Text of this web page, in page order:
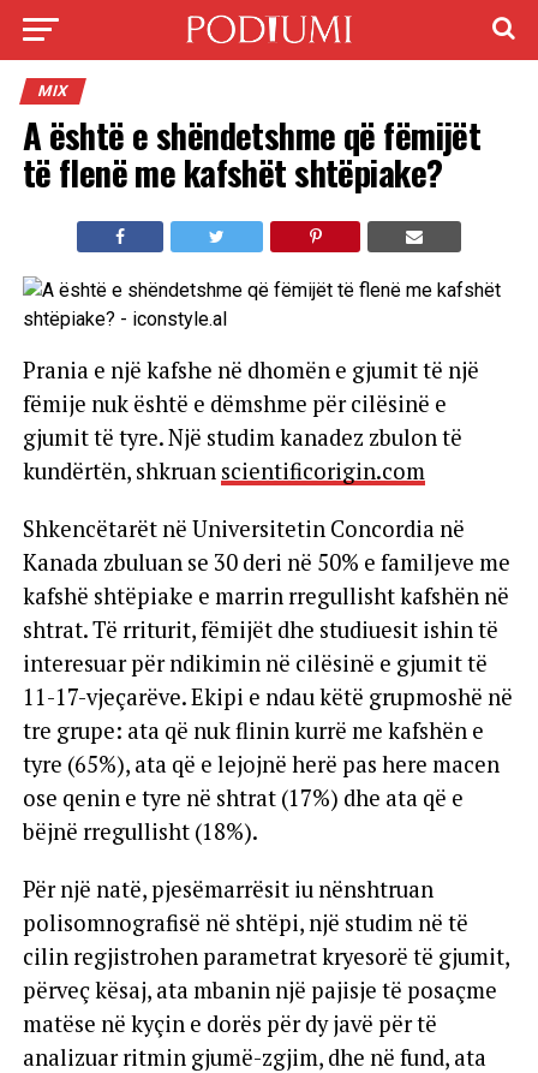
MIX
A është e shëndetshme që fëmijët
të flenë me kafshët shtëpiake?
Prania e një kafshe në dhomën e gjumit të një
fëmije nuk është e dëmshme për cilësinë e
gjumit të tyre. Një studim kanadez zbulon të
kundërtën, shkruan scientificorigin.com
Shkencëtarët në Universitetin Concordia në
Kanada zbuluan se 30 deri në 50% e familjeve me
kafshë shtëpiake e marrin rregullisht kafshën në
shtrat. Të rriturit, fëmijët dhe studiuesit ishin të
interesuar për ndikimin në cilësinë e gjumit të
11-17-vjeçarëve. Ekipi e ndau këtë grupmoshë në
tre grupe: ata që nuk flinin kurrë me kafshën e
tyre (65%), ata që e lejojnë herë pas here macen
ose qenin e tyre në shtrat (17%) dhe ata që e
bëjnë rregullisht (18%).
Për një natë, pjesëmarrësit iu nënshtruan
polisomnografisë në shtëpi, një studim në të
cilin regjistrohen parametrat kryesorë të gjumit,
përveç kësaj, ata mbanin një pajisje të posaçme
matëse në kyçin e dorës për dy javë për të
analizuar ritmin gjumë-zgjim, dhe në fund, ata